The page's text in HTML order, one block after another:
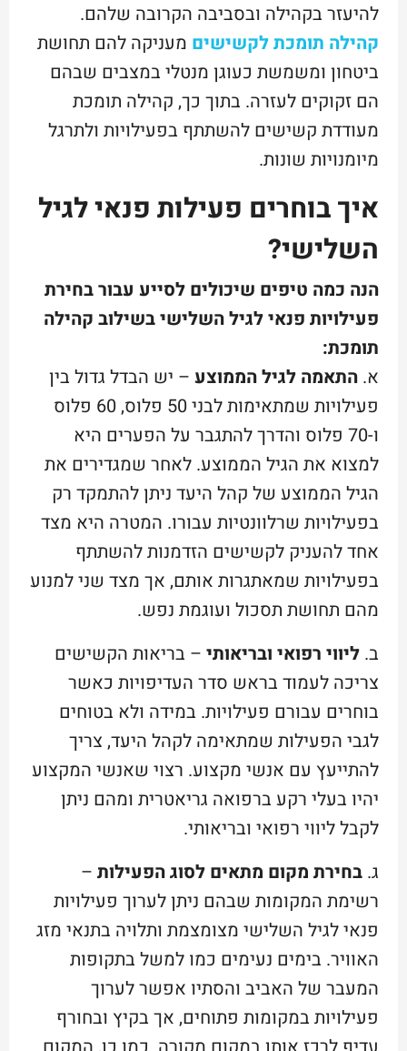
להיעזר בקהילה ובסביבה הקרובה שלהם.
קהילה תומכת לקשישים מעניקה להם תחושת
ביטחון ומשמשת כעוגן מנטלי במצבים שבהם
הם זקוקים לעזרה. בתוך כך, קהילה תומכת
מעודדת קשישים להשתתף בפעילויות ולתרגל
מיומנויות שונות.
איך בוחרים פעילות פנאי לגיל
השלישי?
הנה כמה טיפים שיכולים לסייע עבור בחירת
פעילויות פנאי לגיל השלישי בשילוב קהילה
תומכת:
א.התאמה לגיל הממוצע – יש הבדל גדול בין
פעילויות שמתאימות לבני 50 פלוס, 60 פלוס
ו-70 פלוס והדרך להתגבר על הפערים היא
למצוא את הגיל הממוצע. לאחר שמגדירים את
הגיל הממוצע של קהל היעד ניתן להתמקד רק
בפעילויות שרלוונטיות עבורו. המטרה היא מצד
אחד להעניק לקשישים הזדמנות להשתתף
בפעילויות שמאתגרות אותם, אך מצד שני למנוע
מהם תחושת תסכול ועוגמת נפש.
ב.ליווי רפואי ובריאותי – בריאות הקשישים
צריכה לעמוד בראש סדר העדיפויות כאשר
בוחרים עבורם פעילויות. במידה ולא בטוחים
לגבי הפעילות שמתאימה לקהל היעד, צריך
להתייעץ עם אנשי מקצוע. רצוי שאנשי המקצוע
יהיו בעלי רקע ברפואה גריאטרית ומהם ניתן
לקבל ליווי רפואי ובריאותי.
ג. בחירת מקום מתאים לסוג הפעילות –
רשימת המקומות שבהם ניתן לערוך פעילויות
פנאי לגיל השלישי מצומצמת ותלויה בתנאי מזג
האוויר. בימים נעימים כמו למשל בתקופות
המעבר של האביב והסתיו אפשר לערוך
פעילויות במקומות פתוחים, אך בקיץ ובחורף